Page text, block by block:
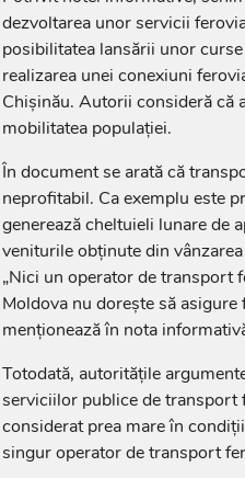
dezvoltarea unor servicii
posibilitatea lansării unor
realizarea unei conexiuni
Chișinău. Autorii consideră că
mobilitatea populației.
În document se arată că
neprofitabil. Ca exemplu este
generează cheltuieli lunare de
veniturile obținute din
„Nici un operator de transport
Moldova nu dorește să
menționează în nota
Totodată, autoritățile
serviciilor publice de transport
considerat prea mare în
singur operator de transport